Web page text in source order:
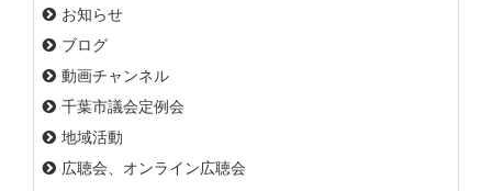
お知らせ
ブログ
動画チャンネル
千葉市議会定例会
地域活動
広聴会、オンライン広聴会